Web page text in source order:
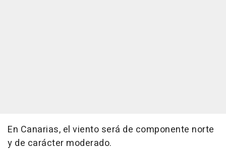
En Canarias, el viento será de componente norte
y de carácter moderado.